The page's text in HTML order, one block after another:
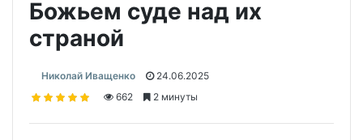
Божьем суде над их
страной
Николай Иващенко
24.06.2025
662
2 минуты